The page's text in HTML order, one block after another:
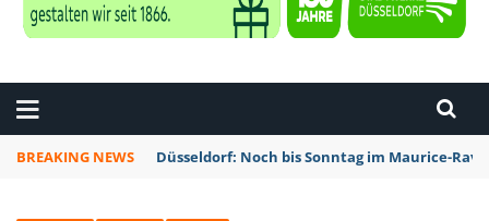
BREAKING NEWS Düsseldorf: Noch bis Sonntag im Maurice-